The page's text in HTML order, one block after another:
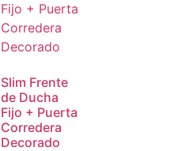
Slim Frente
de Ducha
Fijo + Puerta
Corredera
Decorado